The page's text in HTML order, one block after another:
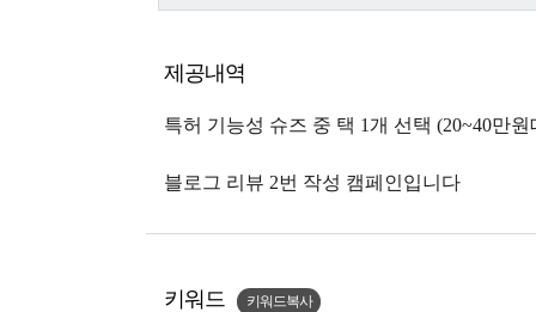
제공내역
특허 기능성 슈즈 중 택 1개 선택 (20~40만원
블로그 리뷰 2번 작성 캠페인입니다
키워드 키워드복사